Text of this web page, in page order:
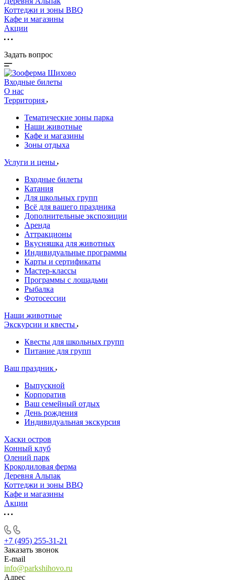
Коттеджи и зоны BBQ
Кафе и магазины
Акции
Задать вопрос
Входные билеты
О нас
Территория
Тематические зоны парка
Наши животные
Кафе и магазины
Зоны отдыха
Услуги и цены
Входные билеты
Катания
Для школьных групп
Всё для вашего праздника
Дополнительные экспозиции
Аренда
Аттракционы
Вкусняшка для животных
Индивидуальные программы
Карты и сертификаты
Мастер-классы
Программы с лошадьми
Рыбалка
Фотосессии
Наши животные
Экскурсии и квесты
Квесты для школьных групп
Питание для групп
Ваш праздник
Выпускной
Корпоратив
Ваш семейный отдых
День рождения
Индивидуальная экскурсия
Хаски остров
Конный клуб
Олений парк
Крокодиловая ферма
Деревня Альпак
Коттеджи и зоны BBQ
Кафе и магазины
Акции
+7 (495) 255-31-21
Заказать звонок
E-mail
info@parkshihovo.ru
Адрес